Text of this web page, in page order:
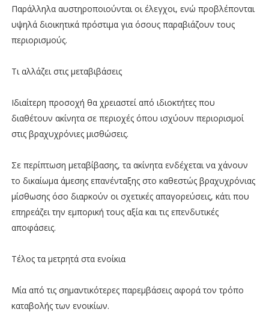
Παράλληλα αυστηροποιούνται οι έλεγχοι, ενώ προβλέπονται
υψηλά διοικητικά πρόστιμα για όσους παραβιάζουν τους
περιορισμούς.
Τι αλλάζει στις μεταβιβάσεις
Ιδιαίτερη προσοχή θα χρειαστεί από ιδιοκτήτες που
διαθέτουν ακίνητα σε περιοχές όπου ισχύουν περιορισμοί
στις βραχυχρόνιες μισθώσεις.
Σε περίπτωση μεταβίβασης, τα ακίνητα ενδέχεται να χάνουν
το δικαίωμα άμεσης επανένταξης στο καθεστώς βραχυχρόνιας
μίσθωσης όσο διαρκούν οι σχετικές απαγορεύσεις, κάτι που
επηρεάζει την εμπορική τους αξία και τις επενδυτικές
αποφάσεις.
Τέλος τα μετρητά στα ενοίκια
Μία από τις σημαντικότερες παρεμβάσεις αφορά τον τρόπο
καταβολής των ενοικίων.